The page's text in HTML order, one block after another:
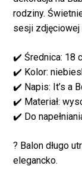
rodziny.
sesji zdjęciowej
✔️ Średnica: 18
✔️ Kolor:
✔️ Napis: It’s a
✔️ Materiał:
✔️ Do
? Balon długo
elegancko.